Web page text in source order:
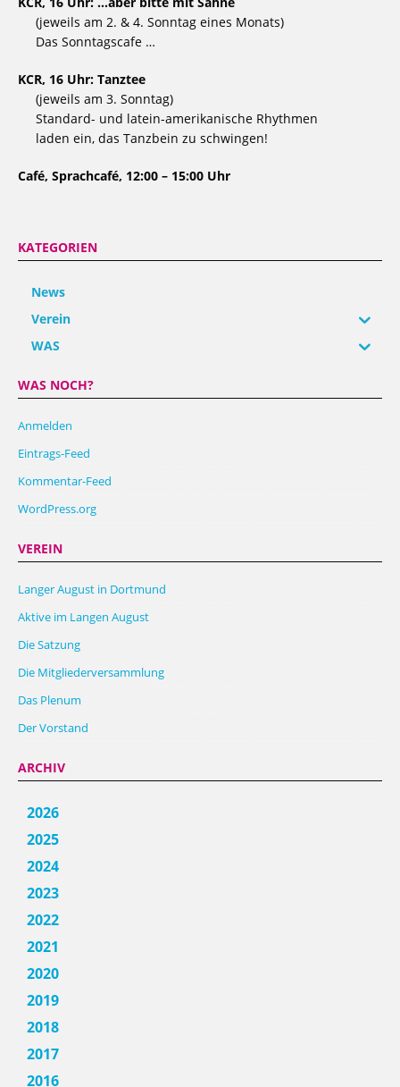
(jeweils am 2. & 4. Sonntag eines Monats)
Das Sonntagscafe …
KCR, 16 Uhr: Tanztee
(jeweils am 3. Sonntag)
Standard- und latein-amerikanische Rhythmen
laden ein, das Tanzbein zu schwingen!
Café, Sprachcafé, 12:00 – 15:00 Uhr
KATEGORIEN
News
Verein
WAS
WAS NOCH?
Anmelden
Eintrags-Feed
Kommentar-Feed
WordPress.org
VEREIN
Langer August in Dortmund
Aktive im Langen August
Die Satzung
Die Mitgliederversammlung
Das Plenum
Der Vorstand
ARCHIV
2026
2025
2024
2023
2022
2021
2020
2019
2018
2017
2016